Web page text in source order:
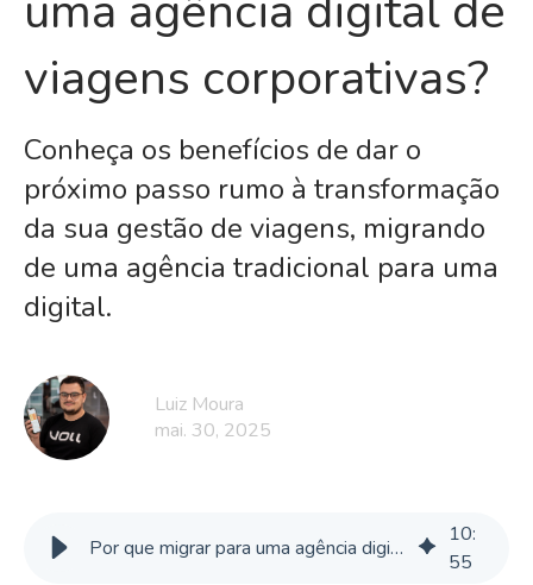
viagens corporativas?
Conheça os benefícios de dar o
próximo passo rumo à transformação
da sua gestão de viagens, migrando
de uma agência tradicional para uma
digital.
Luiz Moura
mai. 30, 2025
Por que migrar para uma agência digital de viagens corporativas?
10:
55